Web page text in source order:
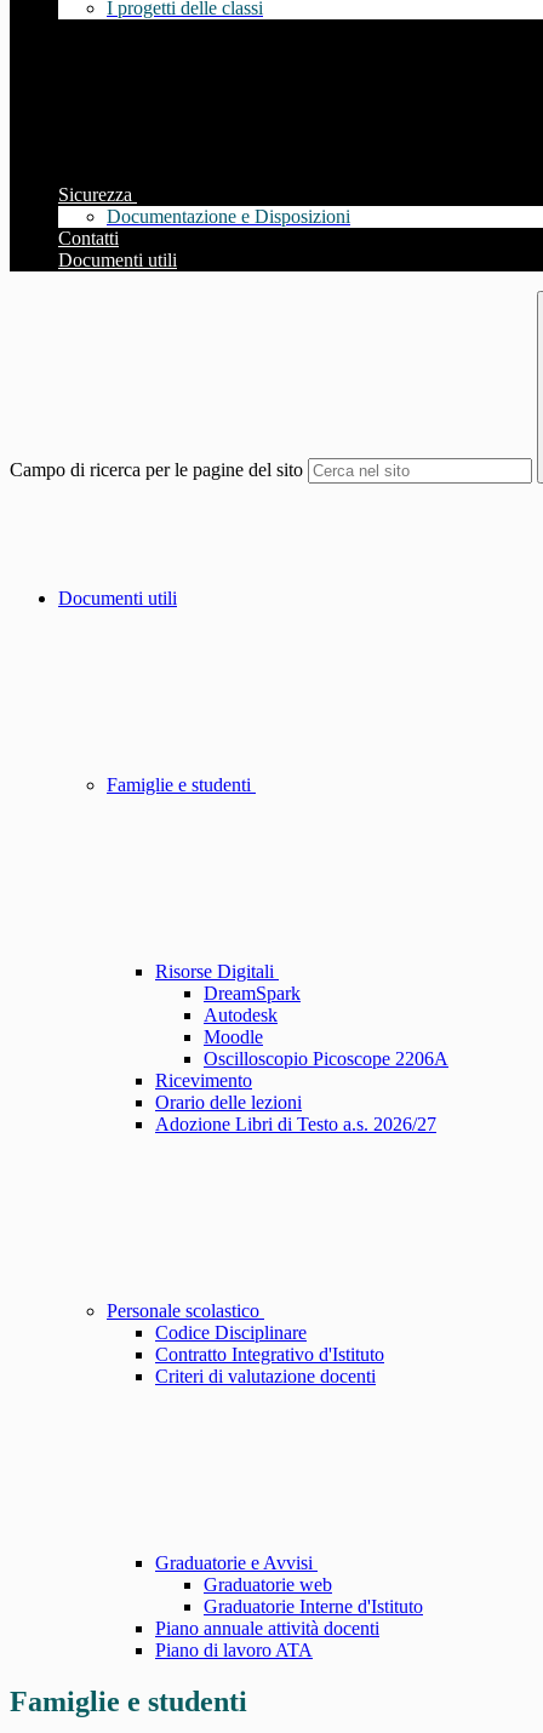
I progetti delle classi
Sicurezza
Documentazione e Disposizioni
Contatti
Documenti utili
Campo di ricerca per le pagine del sito
Documenti utili
Famiglie e studenti
Risorse Digitali
DreamSpark
Autodesk
Moodle
Oscilloscopio Picoscope 2206A
Ricevimento
Orario delle lezioni
Adozione Libri di Testo a.s. 2026/27
Personale scolastico
Codice Disciplinare
Contratto Integrativo d'Istituto
Criteri di valutazione docenti
Graduatorie e Avvisi
Graduatorie web
Graduatorie Interne d'Istituto
Piano annuale attività docenti
Piano di lavoro ATA
Famiglie e studenti